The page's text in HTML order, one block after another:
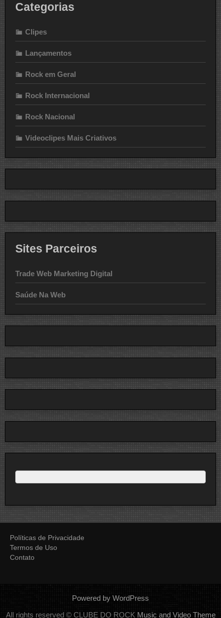
Categorias
Clipes
Lançamentos
Rock em Geral
Rock Internacional
Rock Nacional
Videoclipes Mais Criativos
Sites Parceiros
Trade Web Marketing Digital
Saúde Na Web
Políticas de Privacidade
Termos de Uso
Contato
Powered by WordPress
All rights reserved © CLUBE DO ROCK Music and Video Theme